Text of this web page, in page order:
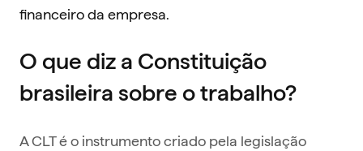
financeiro da empresa.
O que diz a Constituição
brasileira sobre o trabalho?
A CLT é o instrumento criado pela legislação